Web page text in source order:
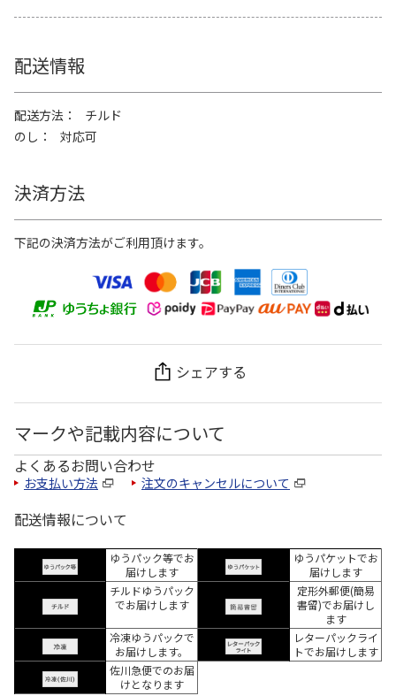
配送情報
配送方法
チルド
のし
対応可
決済方法
下記の決済方法がご利用頂けます。
シェアする
マークや記載内容について
よくあるお問い合わせ
お支払い方法 注文のキャンセルについて
配送情報について
ゆうパック等でお
届けします
ゆうパケットでお
届けします
チルドゆうパック
でお届けします
定形外郵便(簡易
書留)でお届けし
ます
冷凍ゆうパックで
お届けします。
レターパックライ
トでお届けします
佐川急便でのお届
けとなります